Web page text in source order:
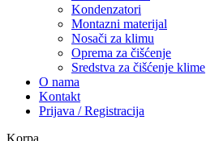
Kondenzatori
Montazni materijal
Nosači za klimu
Oprema za čišćenje
Sredstva za čišćenje klime
O nama
Kontakt
Prijava / Registracija
Korpa